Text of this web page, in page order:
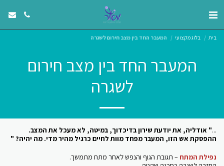
בית בלוג מקצועי המעבר החד בין מצב חירום לשגרה
המעבר החד בין מצב חירום
לשגרה
..." אודליה, את יודעת שירון בדיכדוך, במיטה, לא מעכל את המצב.
ההפסקת אש הזו, המעבר מפחד מוות לחיים כרגיל מהיר מדי. מה יהיה? "
נפילת המתח – תגובת הגוף והנפש לאחר מתח מתמשך.